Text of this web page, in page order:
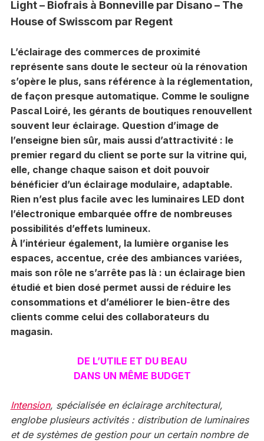
Light – Biofrais à Bonneville par Disano – The
House of Swisscom par Regent
L’éclairage des commerces de proximité
représente sans doute le secteur où la rénovation
s’opère le plus, sans référence à la réglementation,
de façon presque automatique. Comme le souligne
Pascal Loiré, les gérants de boutiques renouvellent
souvent leur éclairage. Question d’image de
l’enseigne bien sûr, mais aussi d’attractivité : le
premier regard du client se porte sur la vitrine qui,
elle, change chaque saison et doit pouvoir
bénéficier d’un éclairage modulaire, adaptable.
Rien n’est plus facile avec les luminaires LED dont
l’électronique embarquée offre de nombreuses
possibilités d’effets lumineux.
À l’intérieur également, la lumière organise les
espaces, accentue, crée des ambiances variées,
mais son rôle ne s’arrête pas là : un éclairage bien
étudié et bien dosé permet aussi de réduire les
consommations et d’améliorer le bien-être des
clients comme celui des collaborateurs du
magasin.
DE L’UTILE ET DU BEAU
DANS UN MÊME BUDGET
Intension, spécialisée en éclairage architectural,
englobe plusieurs activités : distribution de luminaires
et de systèmes de gestion pour un certain nombre de